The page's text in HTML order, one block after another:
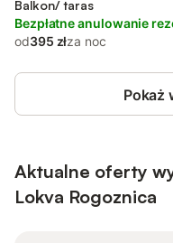
Balkon/ taras
Bezpłatne anulowanie
od395 złza noc
Pokaż
Aktualne oferty
Lokva Rogoznica